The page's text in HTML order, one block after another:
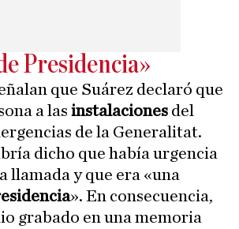
Presidencia»
que Suárez declaró que
a las instalaciones del
de la Generalitat.
dicho que había urgencia
llamada y que era «una
». En consecuencia,
grabado en una memoria